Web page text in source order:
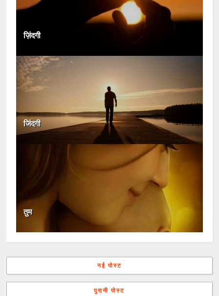
ज़िंदगी
जिंदगी
तुम
नई पोस्ट
पुरानी पोस्ट